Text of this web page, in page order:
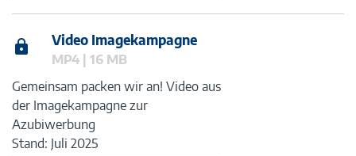
Video Imagekampagne
MP4 | 16 MB
Gemeinsam packen wir an! Video aus
der Imagekampagne zur
Azubiwerbung
Stand: Juli 2025